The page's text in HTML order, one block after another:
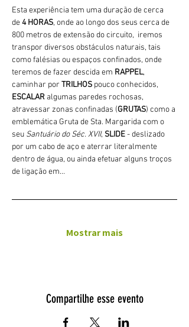
Esta experiência tem uma duração de cerca
de 4 HORAS, onde ao longo dos seus cerca de
800 metros de extensão do circuito,  iremos
transpor diversos obstáculos naturais, tais
como falésias ou espaços confinados, onde
teremos de fazer descida em RAPPEL,
caminhar por TRILHOS pouco conhecidos,
ESCALAR algumas paredes rochosas,
atravessar zonas confinadas (GRUTAS) como a
emblemática Gruta de Sta. Margarida com o
seu Santuário do Séc. XVII, SLIDE - deslizado
por um cabo de aço e aterrar literalmente
dentro de água, ou ainda efetuar alguns troços
de ligação em…
Mostrar mais
Compartilhe esse evento